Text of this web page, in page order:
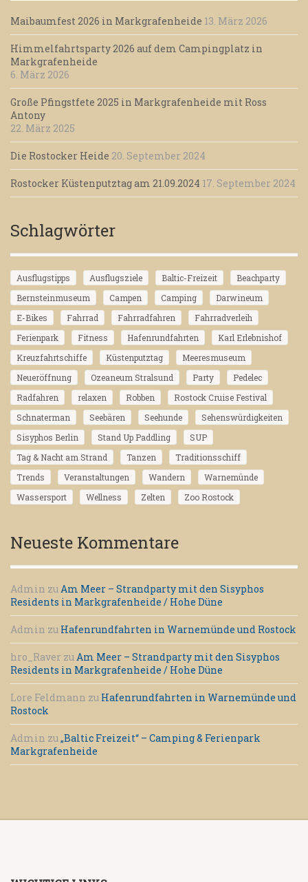
Maibaumfest 2026 in Markgrafenheide 13. März 2026
Himmelfahrtsparty 2026 auf dem Campingplatz in
Markgrafenheide
6. März 2026
Große Pfingstfete 2025 in Markgrafenheide mit Ross
Antony
22. März 2025
Die Rostocker Heide 20. September 2024
Rostocker Küstenputztag am 21.09.2024 17. September 2024
Schlagwörter
Ausflugstipps Ausflugsziele Baltic-Freizeit
Beachparty
Bernsteinmuseum
Campen Camping
Darwineum
E-Bikes
Fahrrad Fahrradfahren
Fahrradverleih
Ferienpark
Fitness Hafenrundfahrten
Karl Erlebnishof
Kreuzfahrtschiffe
Küstenputztag
Meeresmuseum
Neueröffnung
Ozeaneum Stralsund Party
Pedelec
Radfahren
relaxen Robben
Rostock Cruise Festival
Schnaterman
Seebären Seehunde
Sehenswürdigkeiten
Sisyphos Berlin
Stand Up Paddling
SUP
Tag & Nacht am Strand
Tanzen
Traditionsschiff
Trends
Veranstaltungen Wandern
Warnemünde
Wassersport
Wellness Zelten Zoo Rostock
Neueste Kommentare
Admin zuAm Meer – Strandparty mit den Sisyphos
Residents in Markgrafenheide / Hohe Düne
Admin zu Hafenrundfahrten in Warnemünde und Rostock
hro_Raver zuAm Meer – Strandparty mit den Sisyphos
Residents in Markgrafenheide / Hohe Düne
Lore Feldmann zu Hafenrundfahrten in Warnemünde und
Rostock
Admin zu„Baltic Freizeit“ – Camping & Ferienpark
Markgrafenheide